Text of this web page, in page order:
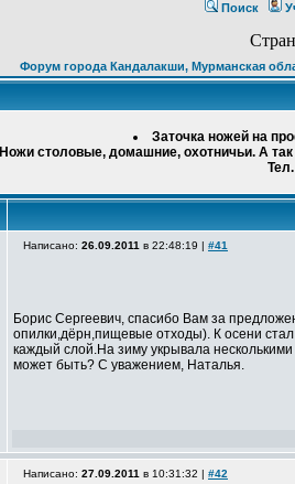
Поиск
Форум города Кандалакши, Мурманская
Заточка ножей на
Ножи столовые, домашние, охотничьи. А
Написано: 26.09.2011 в 22:48:19 | #41
Борис Сергеевич, спасибо Вам за
опилки,дёрн,пищевые отходы). К осени
каждый слой.На зиму укрывала
может быть? С уважением, Наталья.
Написано: 27.09.2011 в 10:31:32 | #42